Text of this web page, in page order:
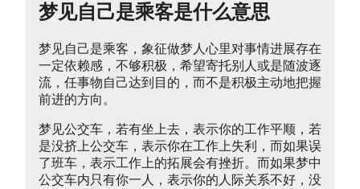
梦见自己是乘客是什么意思
梦见自己是乘客，象征做梦人心里对事情进展存在
一定依赖感，不够积极，希望寄托别人或是随波逐
流，任事物自己达到目的，而不是积极主动地把握
前进的方向。
梦见公交车，若有坐上去，表示你的工作平顺，若
是没挤上公交车，表示你在工作上失利，而如果误
了班车，表示工作上的拓展会有挫折。而如果梦中
公交车内只有你一人，表示你的人际关系不好，没